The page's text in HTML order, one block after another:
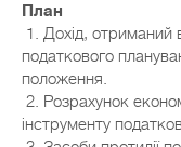
План
1. Дохід, отриманий
податкового
положення.
2. Розрахунок
інструменту